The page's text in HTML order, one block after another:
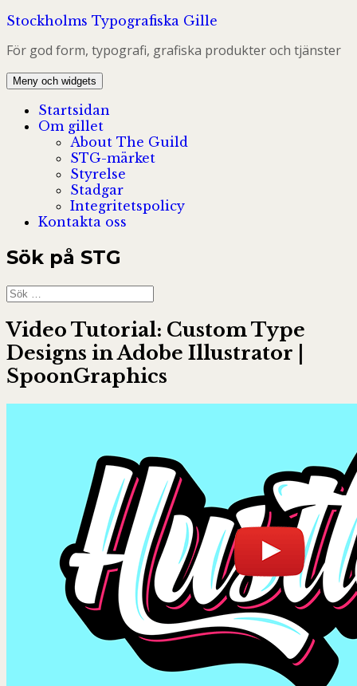
Hoppa
innehåll
Stockholms Typografiska Gille
För god form, typografi, grafiska produkter och tjänster
Meny och widgets
Startsidan
Om gillet
About The Guild
STG-märket
Styrelse
Stadgar
Integritetspolicy
Kontakta oss
Sök på STG
Sök
efter:
Video Tutorial: Custom Type
Designs in Adobe Illustrator |
SpoonGraphics